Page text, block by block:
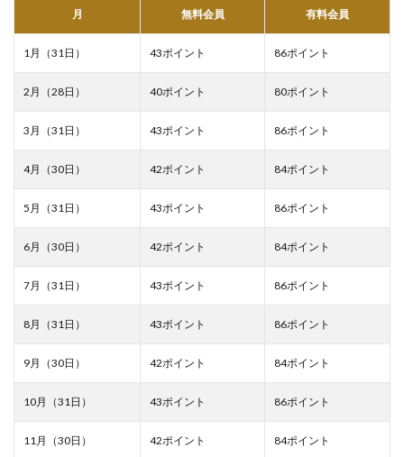
月 無料会員 有料会員
1月（31日） 43ポイント 86ポイント
2月（28日） 40ポイント 80ポイント
3月（31日） 43ポイント 86ポイント
4月（30日） 42ポイント 84ポイント
5月（31日） 43ポイント 86ポイント
6月（30日） 42ポイント 84ポイント
7月（31日） 43ポイント 86ポイント
8月（31日） 43ポイント 86ポイント
9月（30日） 42ポイント 84ポイント
10月（31日） 43ポイント 86ポイント
11月（30日） 42ポイント 84ポイント